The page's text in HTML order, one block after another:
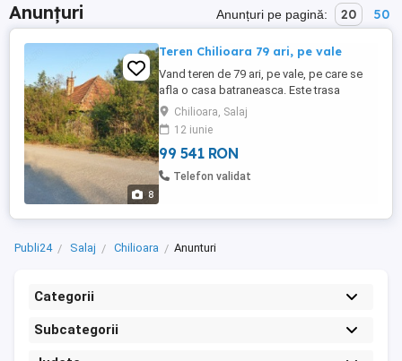
Anunțuri Anunțuri pe pagină: 20 50
8
Teren Chilioara 79 ari, pe vale
Vand teren de 79 ari, pe vale, pe care se
afla o casa batraneasca. Este trasa
conducta cu apa potabila pana la casa.
Curentul si canalizarea sunt in fata casei,
insa intrucat casa nu este locuita,
trebuiesc facute racordurile. Deschiderea
la strada 50m, actele sunt la zi, casa este
Chilioara, Salaj
12 iunie
99 541 RON
Telefon validat
Publi24 Salaj Chilioara Anunturi
Categorii
Subcategorii